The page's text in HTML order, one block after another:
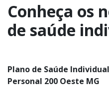
Conheça os
de saúde
Plano de Saúde Individual
Personal 200 Oeste MG